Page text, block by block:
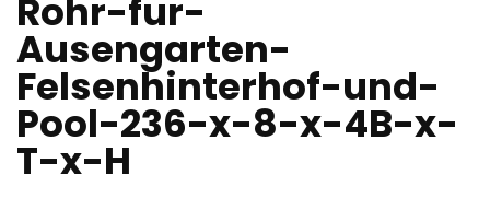
Rohr-fur-
Ausengarten-
Felsenhinterhof-und-
Pool-236-x-8-x-4B-x-
T-x-H